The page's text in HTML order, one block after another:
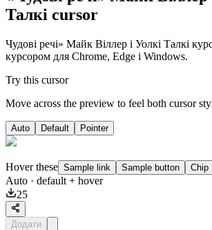
Талкі cursor
Чудові речі» Майк Віллер і Уолкі Талкі
курсором для Chrome, Edge і Windows.
Try this cursor
Move across the preview to feel both cursor
Auto Default Pointer
Hover these Sample link Sample button Chip
Auto · default + hover
25
Додати